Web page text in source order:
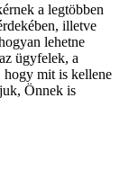
a legtöbben
illetve
lehetne
ügyfelek, a
hogy mit is kellene
Önnek is